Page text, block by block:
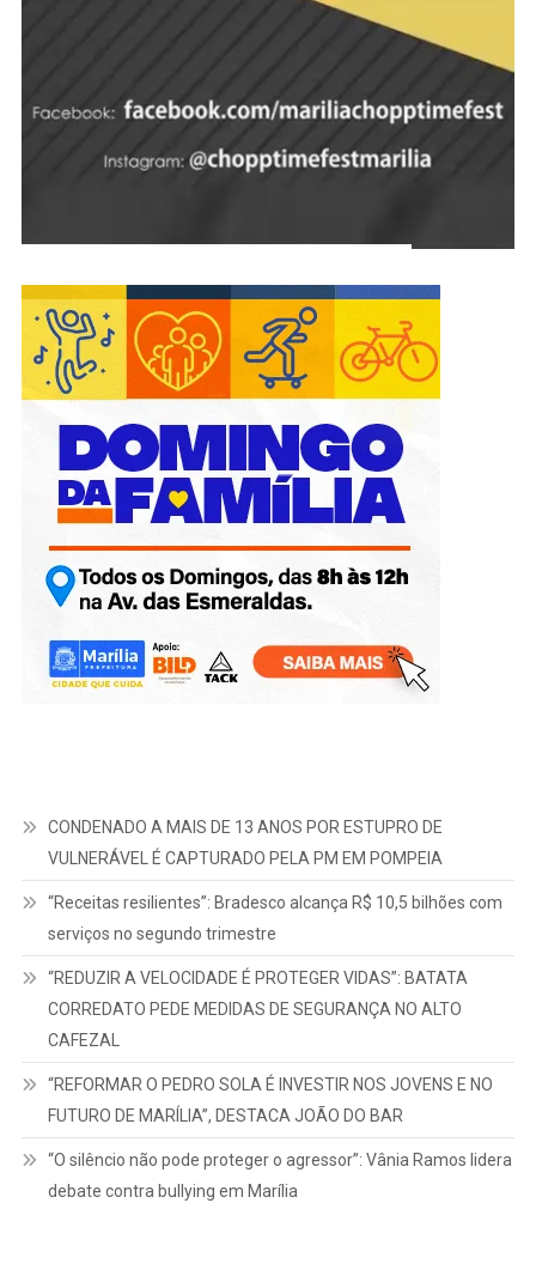
CONDENADO A MAIS DE 13 ANOS POR ESTUPRO DE
VULNERÁVEL É CAPTURADO PELA PM EM POMPEIA
“Receitas resilientes”: Bradesco alcança R$ 10,5 bilhões com
serviços no segundo trimestre
“REDUZIR A VELOCIDADE É PROTEGER VIDAS”: BATATA
CORREDATO PEDE MEDIDAS DE SEGURANÇA NO ALTO
CAFEZAL
“REFORMAR O PEDRO SOLA É INVESTIR NOS JOVENS E NO
FUTURO DE MARÍLIA”, DESTACA JOÃO DO BAR
“O silêncio não pode proteger o agressor”: Vânia Ramos lidera
debate contra bullying em Marília